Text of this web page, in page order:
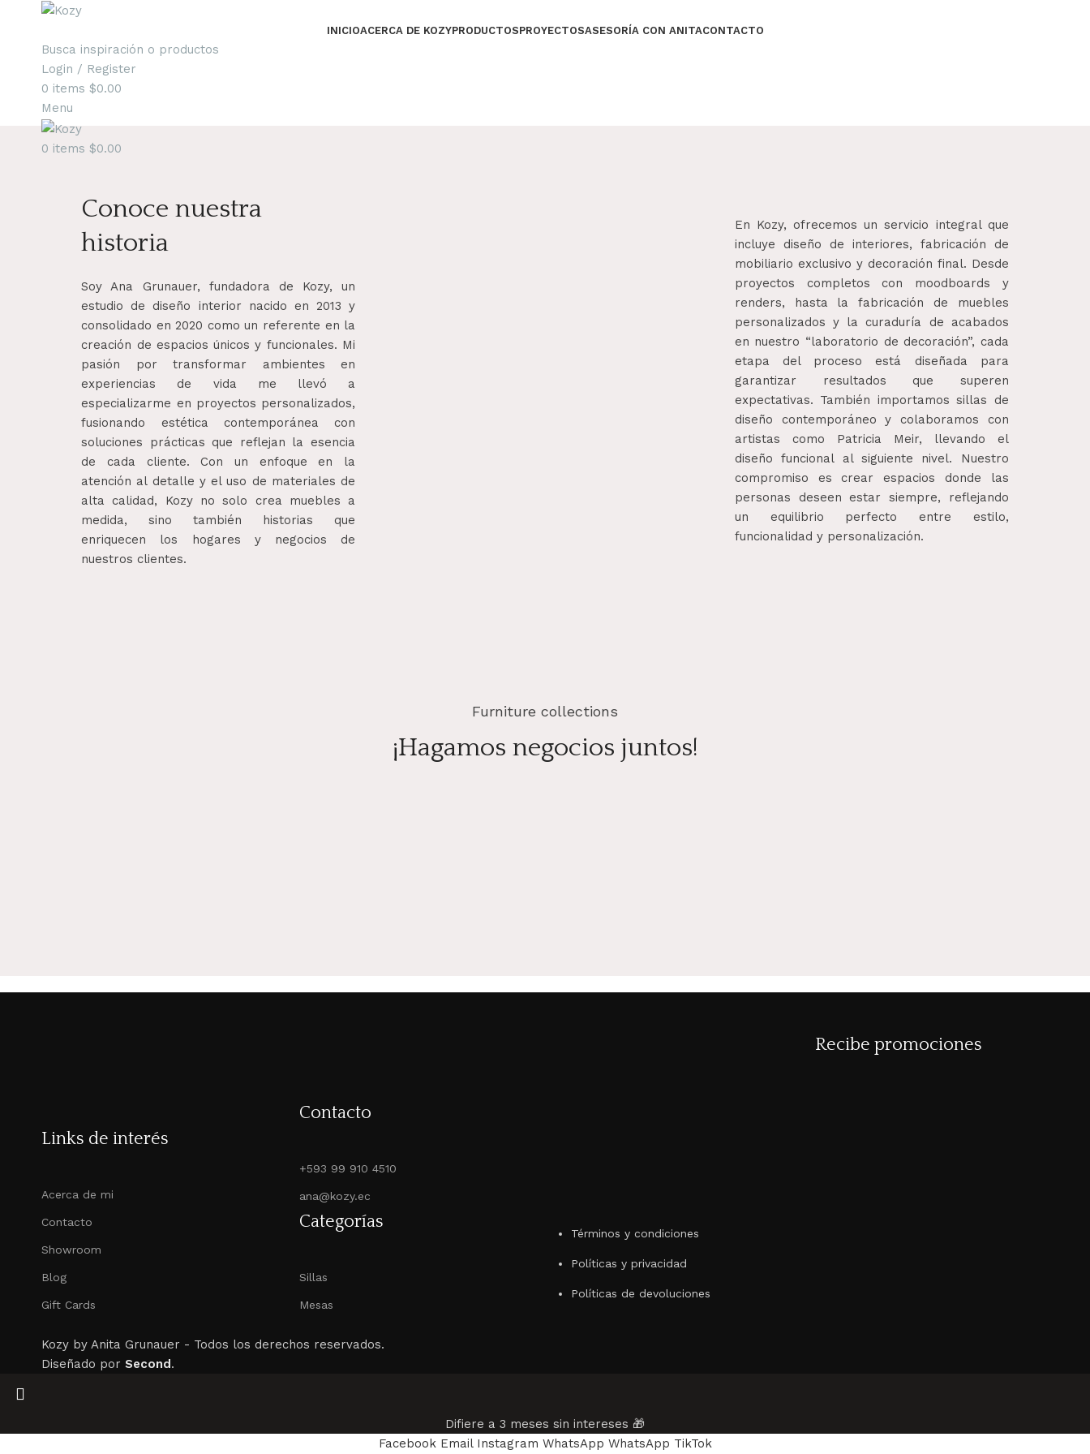
INICIOACERCA DE KOZYPRODUCTOSPROYECTOSASESORÍA CON ANITACONTACTO
Busca inspiración o productos
Login / Register
0 items $0.00
Menu
0 items $0.00
Conoce nuestra
historia
Soy Ana Grunauer, fundadora de Kozy, un
estudio de diseño interior nacido en 2013 y
consolidado en 2020 como un referente en la
creación de espacios únicos y funcionales. Mi
pasión por transformar ambientes en
experiencias de vida me llevó a
especializarme en proyectos personalizados,
fusionando estética contemporánea con
soluciones prácticas que reflejan la esencia
de cada cliente. Con un enfoque en la
atención al detalle y el uso de materiales de
alta calidad, Kozy no solo crea muebles a
medida, sino también historias que
enriquecen los hogares y negocios de
nuestros clientes.
En Kozy, ofrecemos un servicio integral que
incluye diseño de interiores, fabricación de
mobiliario exclusivo y decoración final. Desde
proyectos completos con moodboards y
renders, hasta la fabricación de muebles
personalizados y la curaduría de acabados
en nuestro “laboratorio de decoración”, cada
etapa del proceso está diseñada para
garantizar resultados que superen
expectativas. También importamos sillas de
diseño contemporáneo y colaboramos con
artistas como Patricia Meir, llevando el
diseño funcional al siguiente nivel. Nuestro
compromiso es crear espacios donde las
personas deseen estar siempre, reflejando
un equilibrio perfecto entre estilo,
funcionalidad y personalización.
Furniture collections
¡Hagamos negocios juntos!
Links de interés
Acerca de mi
Contacto
Showroom
Blog
Gift Cards
Contacto
+593 99 910 4510
ana@kozy.ec
Categorías
Sillas
Mesas
Términos y condiciones
Políticas y privacidad
Políticas de devoluciones
Recibe promociones
Kozy by Anita Grunauer - Todos los derechos reservados.
Diseñado por Second.
Difiere a 3 meses sin intereses 🎁
Facebook Email Instagram WhatsApp WhatsApp TikTok